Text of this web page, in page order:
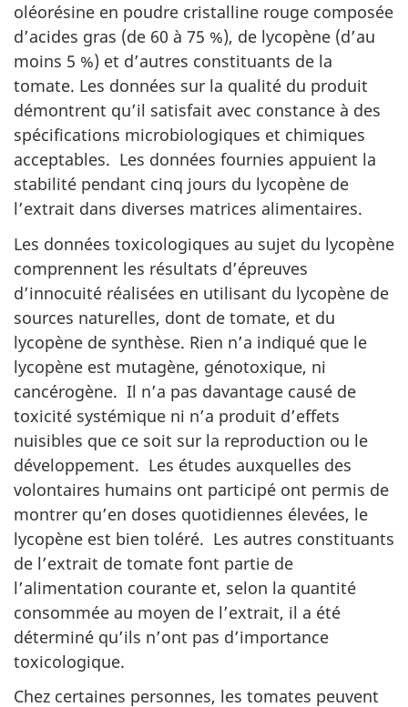
oléorésine en poudre cristalline rouge composée
d’acides gras (de 60 à 75 %), de lycopène (d’au
moins 5 %) et d’autres constituants de la
tomate. Les données sur la qualité du produit
démontrent qu’il satisfait avec constance à des
spécifications microbiologiques et chimiques
acceptables. Les données fournies appuient la
stabilité pendant cinq jours du lycopène de
l’extrait dans diverses matrices alimentaires.
Les données toxicologiques au sujet du lycopène
comprennent les résultats d’épreuves
d’innocuité réalisées en utilisant du lycopène de
sources naturelles, dont de tomate, et du
lycopène de synthèse. Rien n’a indiqué que le
lycopène est mutagène, génotoxique, ni
cancérogène. Il n’a pas davantage causé de
toxicité systémique ni n’a produit d’effets
nuisibles que ce soit sur la reproduction ou le
développement. Les études auxquelles des
volontaires humains ont participé ont permis de
montrer qu’en doses quotidiennes élevées, le
lycopène est bien toléré. Les autres constituants
de l’extrait de tomate font partie de
l’alimentation courante et, selon la quantité
consommée au moyen de l’extrait, il a été
déterminé qu’ils n’ont pas d’importance
toxicologique.
Chez certaines personnes, les tomates peuvent